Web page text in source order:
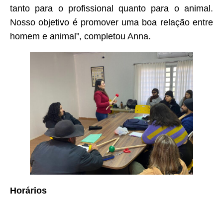
tanto para o profissional quanto para o animal.
Nosso objetivo é promover uma boa relação entre
homem e animal”, completou Anna.
Horários